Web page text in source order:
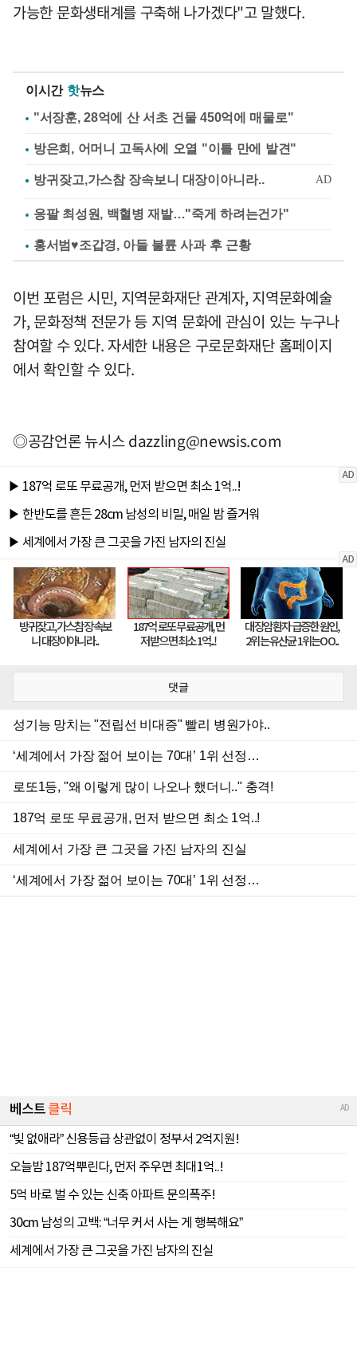
가능한 문화생태계를 구축해 나가겠다"고 말했다.
이시간 핫뉴스
"서장훈, 28억에 산 서초 건물 450억에 매물로"
방은희, 어머니 고독사에 오열 "이틀 만에 발견"
응팔 최성원, 백혈병 재발…"죽게 하려는건가"
홍서범♥조갑경, 아들 불륜 사과 후 근황
이번 포럼은 시민, 지역문화재단 관계자, 지역문화예술
가, 문화정책 전문가 등 지역 문화에 관심이 있는 누구나
참여할 수 있다. 자세한 내용은 구로문화재단 홈페이지
에서 확인할 수 있다.
◎공감언론 뉴시스dazzling@newsis.com
댓글